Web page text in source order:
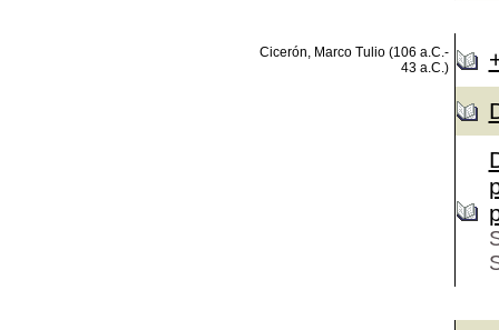
Cicerón, Marco Tulio (106 a.C.-
43 a.C.)